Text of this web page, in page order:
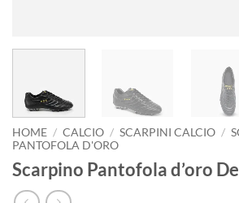
HOME / CALCIO / SCARPINI CALCIO /
PANTOFOLA D'ORO
Scarpino Pantofola d’oro